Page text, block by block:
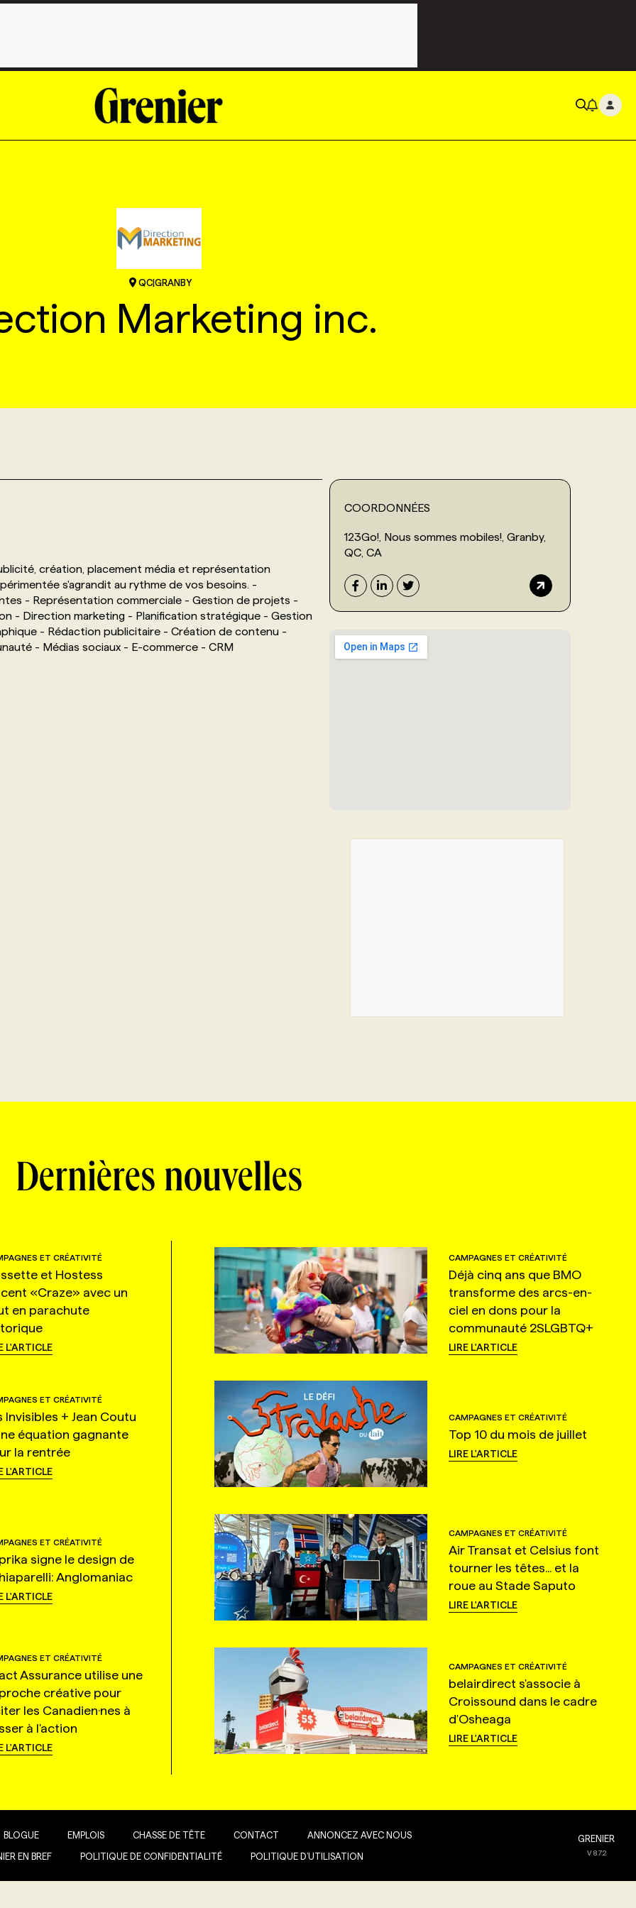
QC|GRANBY
Marketing inc.
création, placement média et représentation
s'agrandit au rythme de vos besoins. -
- Représentation commerciale - Gestion de projets -
- Direction marketing - Planification stratégique - Gestion
- Rédaction publicitaire - Création de contenu -
- Médias sociaux - E-commerce - CRM
COORDONNÉES
123Go!, Nous sommes mobiles!, Granby,
QC, CA
Dernières nouvelles
ET CRÉATIVITÉ
et Hostess
«Craze» avec un
en parachute
L'ARTICLE
CAMPAGNES ET CRÉATIVITÉ
Déjà cinq ans que BMO
transforme des arcs-en-
ciel en dons pour la
communauté 2SLGBTQ+
LIRE L'ARTICLE
ET CRÉATIVITÉ
Invisibles + Jean Coutu
équation gagnante
la rentrée
L'ARTICLE
CAMPAGNES ET CRÉATIVITÉ
Top 10 du mois de juillet
LIRE L'ARTICLE
ET CRÉATIVITÉ
signe le design de
Anglomaniac
L'ARTICLE
CAMPAGNES ET CRÉATIVITÉ
Air Transat et Celsius font
tourner les têtes... et la
roue au Stade Saputo
LIRE L'ARTICLE
ET CRÉATIVITÉ
Assurance utilise une
créative pour
les Canadien·nes à
à l'action
L'ARTICLE
CAMPAGNES ET CRÉATIVITÉ
belairdirect s'associe à
Croissound dans le cadre
d'Osheaga
LIRE L'ARTICLE
BLOGUE EMPLOIS CHASSE DE TÊTE CONTACT ANNONCEZ AVEC NOUS
EN BREF POLITIQUE DE CONFIDENTIALITÉ POLITIQUE D’UTILISATION
GRENIER
V8.7.2